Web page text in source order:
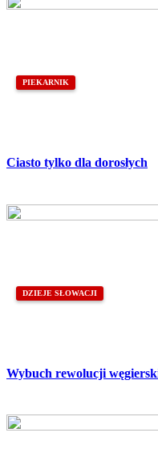
PIEKARNIK
Ciasto tylko dla dorosłych
DZIEJE SŁOWACJI
Wybuch rewolucji